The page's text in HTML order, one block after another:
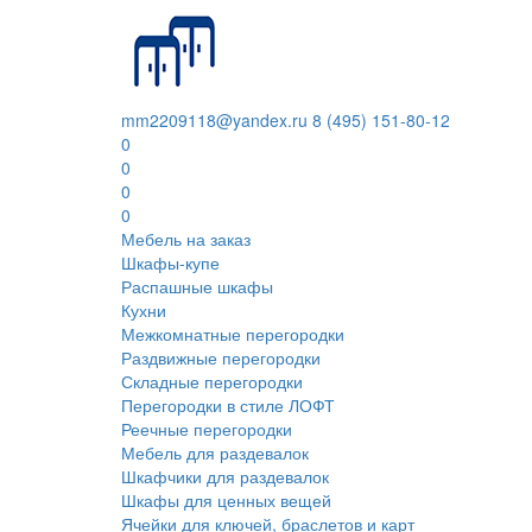
mm2209118@yandex.ru 8 (495) 151-80-12
0
0
0
0
Мебель на заказ
Шкафы-купе
Распашные шкафы
Кухни
Межкомнатные перегородки
Раздвижные перегородки
Складные перегородки
Перегородки в стиле ЛОФТ
Реечные перегородки
Мебель для раздевалок
Шкафчики для раздевалок
Шкафы для ценных вещей
Ячейки для ключей, браслетов и карт